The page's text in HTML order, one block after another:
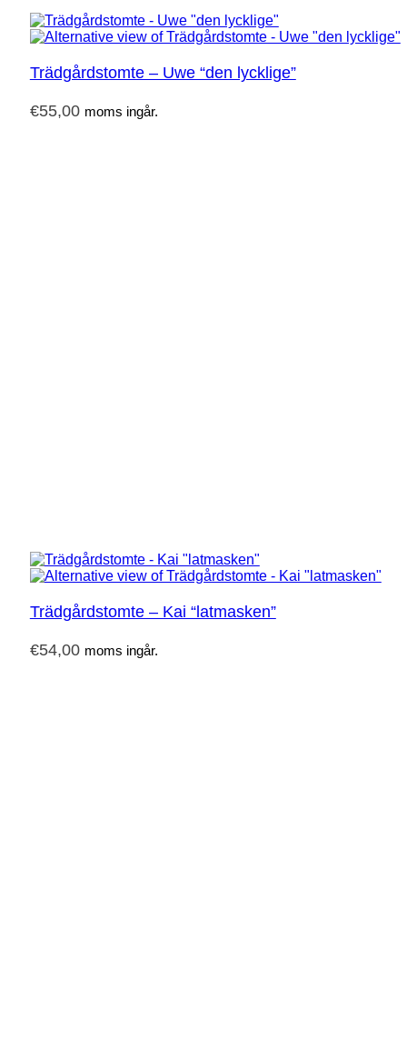
Trädgårdstomte – Uwe “den lycklige”
€55,00 moms ingår.
Trädgårdstomte – Kai “latmasken”
€54,00 moms ingår.